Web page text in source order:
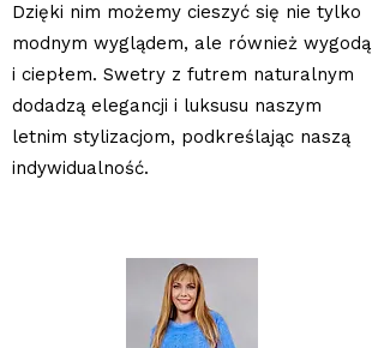
Dzięki nim możemy cieszyć się nie tylko
modnym wyglądem, ale również wygodą
i ciepłem. Swetry z futrem naturalnym
dodadzą elegancji i luksusu naszym
letnim stylizacjom, podkreślając naszą
indywidualność.